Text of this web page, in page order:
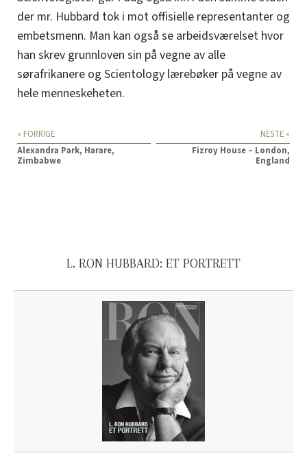
der mr. Hubbard tok i mot offisielle representanter og
embetsmenn. Man kan også se arbeidsværelset hvor
han skrev grunnloven sin på vegne av alle
sørafrikanere og Scientology lærebøker på vegne av
hele menneskeheten.
« FORRIGE
Alexandra Park, Harare,
Zimbabwe
NESTE »
Fizroy House – London,
England
L. RON HUBBARD: ET PORTRETT